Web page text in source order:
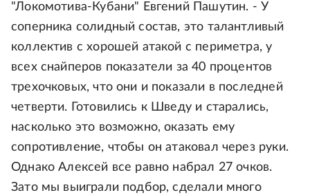
"Локомотива-Кубани" Евгений Пашутин. - У
соперника солидный состав, это талантливый
коллектив с хорошей атакой с периметра, у
всех снайперов показатели за 40 процентов
трехочковых, что они и показали в последней
четверти. Готовились к Шведу и старались,
насколько это возможно, оказать ему
сопротивление, чтобы он атаковал через руки.
Однако Алексей все равно набрал 27 очков.
Зато мы выиграли подбор, сделали много